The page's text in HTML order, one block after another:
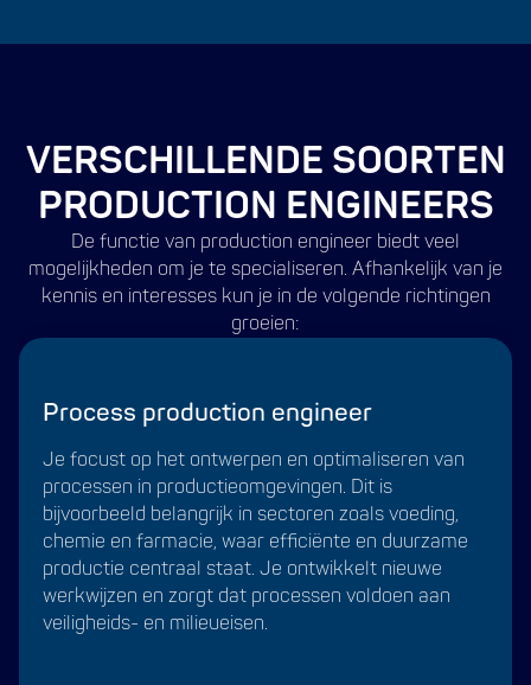
VERSCHILLENDE SOORTEN
PRODUCTION ENGINEERS
De functie van production engineer biedt veel
mogelijkheden om je te specialiseren. Afhankelijk van je
kennis en interesses kun je in de volgende richtingen
groeien:
Process production engineer
Je focust op het ontwerpen en optimaliseren van
processen in productieomgevingen. Dit is
bijvoorbeeld belangrijk in sectoren zoals voeding,
chemie en farmacie, waar efficiënte en duurzame
productie centraal staat. Je ontwikkelt nieuwe
werkwijzen en zorgt dat processen voldoen aan
veiligheids- en milieueisen.